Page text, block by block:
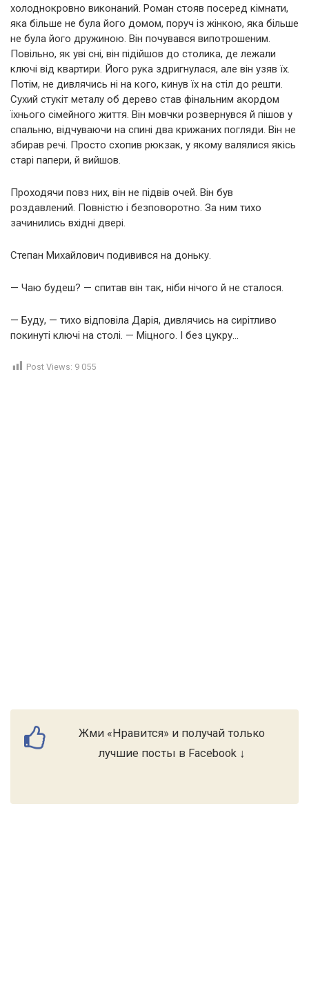
холоднокровно виконаний. Роман стояв посеред кімнати,
яка більше не була його домом, поруч із жінкою, яка більше
не була його дружиною. Він почувався випотрошеним.
Повільно, як уві сні, він підійшов до столика, де лежали
ключі від квартири. Його рука здригнулася, але він узяв їх.
Потім, не дивлячись ні на кого, кинув їх на стіл до решти.
Сухий стукіт металу об дерево став фінальним акордом
їхнього сімейного життя. Він мовчки розвернувся й пішов у
спальню, відчуваючи на спині два крижаних погляди. Він не
збирав речі. Просто схопив рюкзак, у якому валялися якісь
старі папери, й вийшов.
Проходячи повз них, він не підвів очей. Він був
роздавлений. Повністю і безповоротно. За ним тихо
зачинились вхідні двері.
Степан Михайлович подивився на доньку.
— Чаю будеш? — спитав він так, ніби нічого й не сталося.
— Буду, — тихо відповіла Дарія, дивлячись на сирітливо
покинуті ключі на столі. — Міцного. І без цукру…
Post Views: 9 055
Жми «Нравится» и получай только
лучшие посты в Facebook ↓